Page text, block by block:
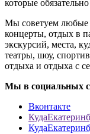
которые
Мы советуем любые
концерты, отдых в
экскурсий, места,
театры, шоу,
отдыха и отдыха с
Мы в социальных
Вконтакте